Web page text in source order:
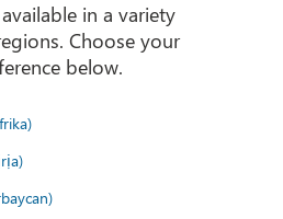
in a variety
Choose your
below.